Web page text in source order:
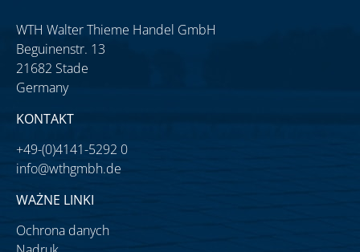
WTH Walter Thieme Handel GmbH
Beguinenstr. 13
21682 Stade
Germany
KONTAKT
+49-(0)4141-5292 0
info@wthgmbh.de
WAŻNE LINKI
Ochrona danych